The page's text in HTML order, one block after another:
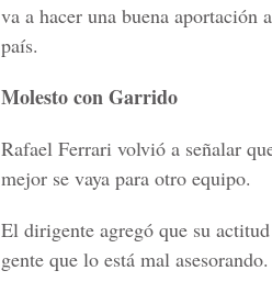
va a hacer una buena
país.
Molesto con Garrido
Rafael Ferrari volvió a señalar
mejor se vaya para otro equipo.
El dirigente agregó que su
gente que lo está mal asesorando.